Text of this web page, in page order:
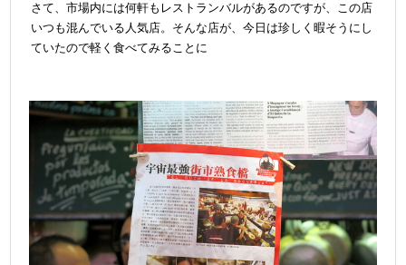
さて、市場内には何軒もレストランバルがあるのですが、この店
いつも混んでいる人気店。そんな店が、今日は珍しく暇そうにし
ていたので軽く食べてみることに